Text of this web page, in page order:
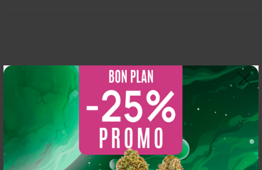
So CBD
5.0
Basé sur 216 avis
powered byGoogle
Thomas Arper
2 years ago
Magasin au top, bonne variété et vendeur généreux
N'hésitez pas à y aller vous y trouverez de qualité